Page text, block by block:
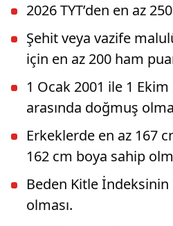
2026 TYT’den en az
Şehit veya vazife
için en az 200 ham
1 Ocak 2001 ile 1
arasında doğmuş
Erkeklerde en az 167
162 cm boya sahip
Beden Kitle İndeksinin
olması.